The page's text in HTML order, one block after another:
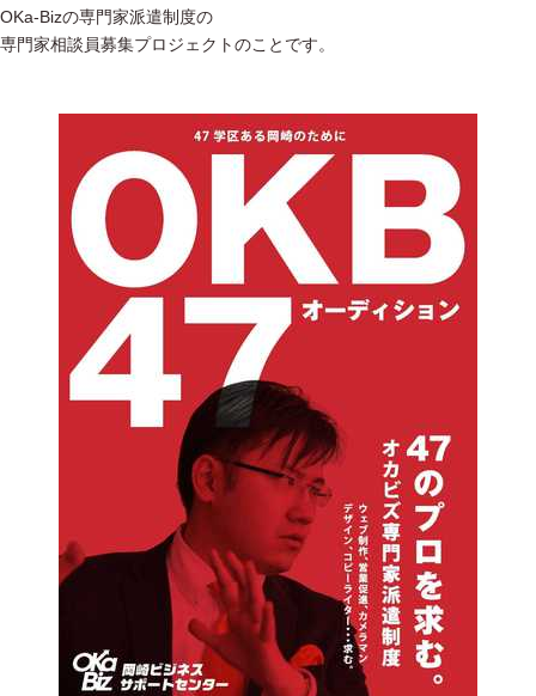
OKa-Bizの専門家派遣制度の
専門家相談員募集プロジェクトのことです。